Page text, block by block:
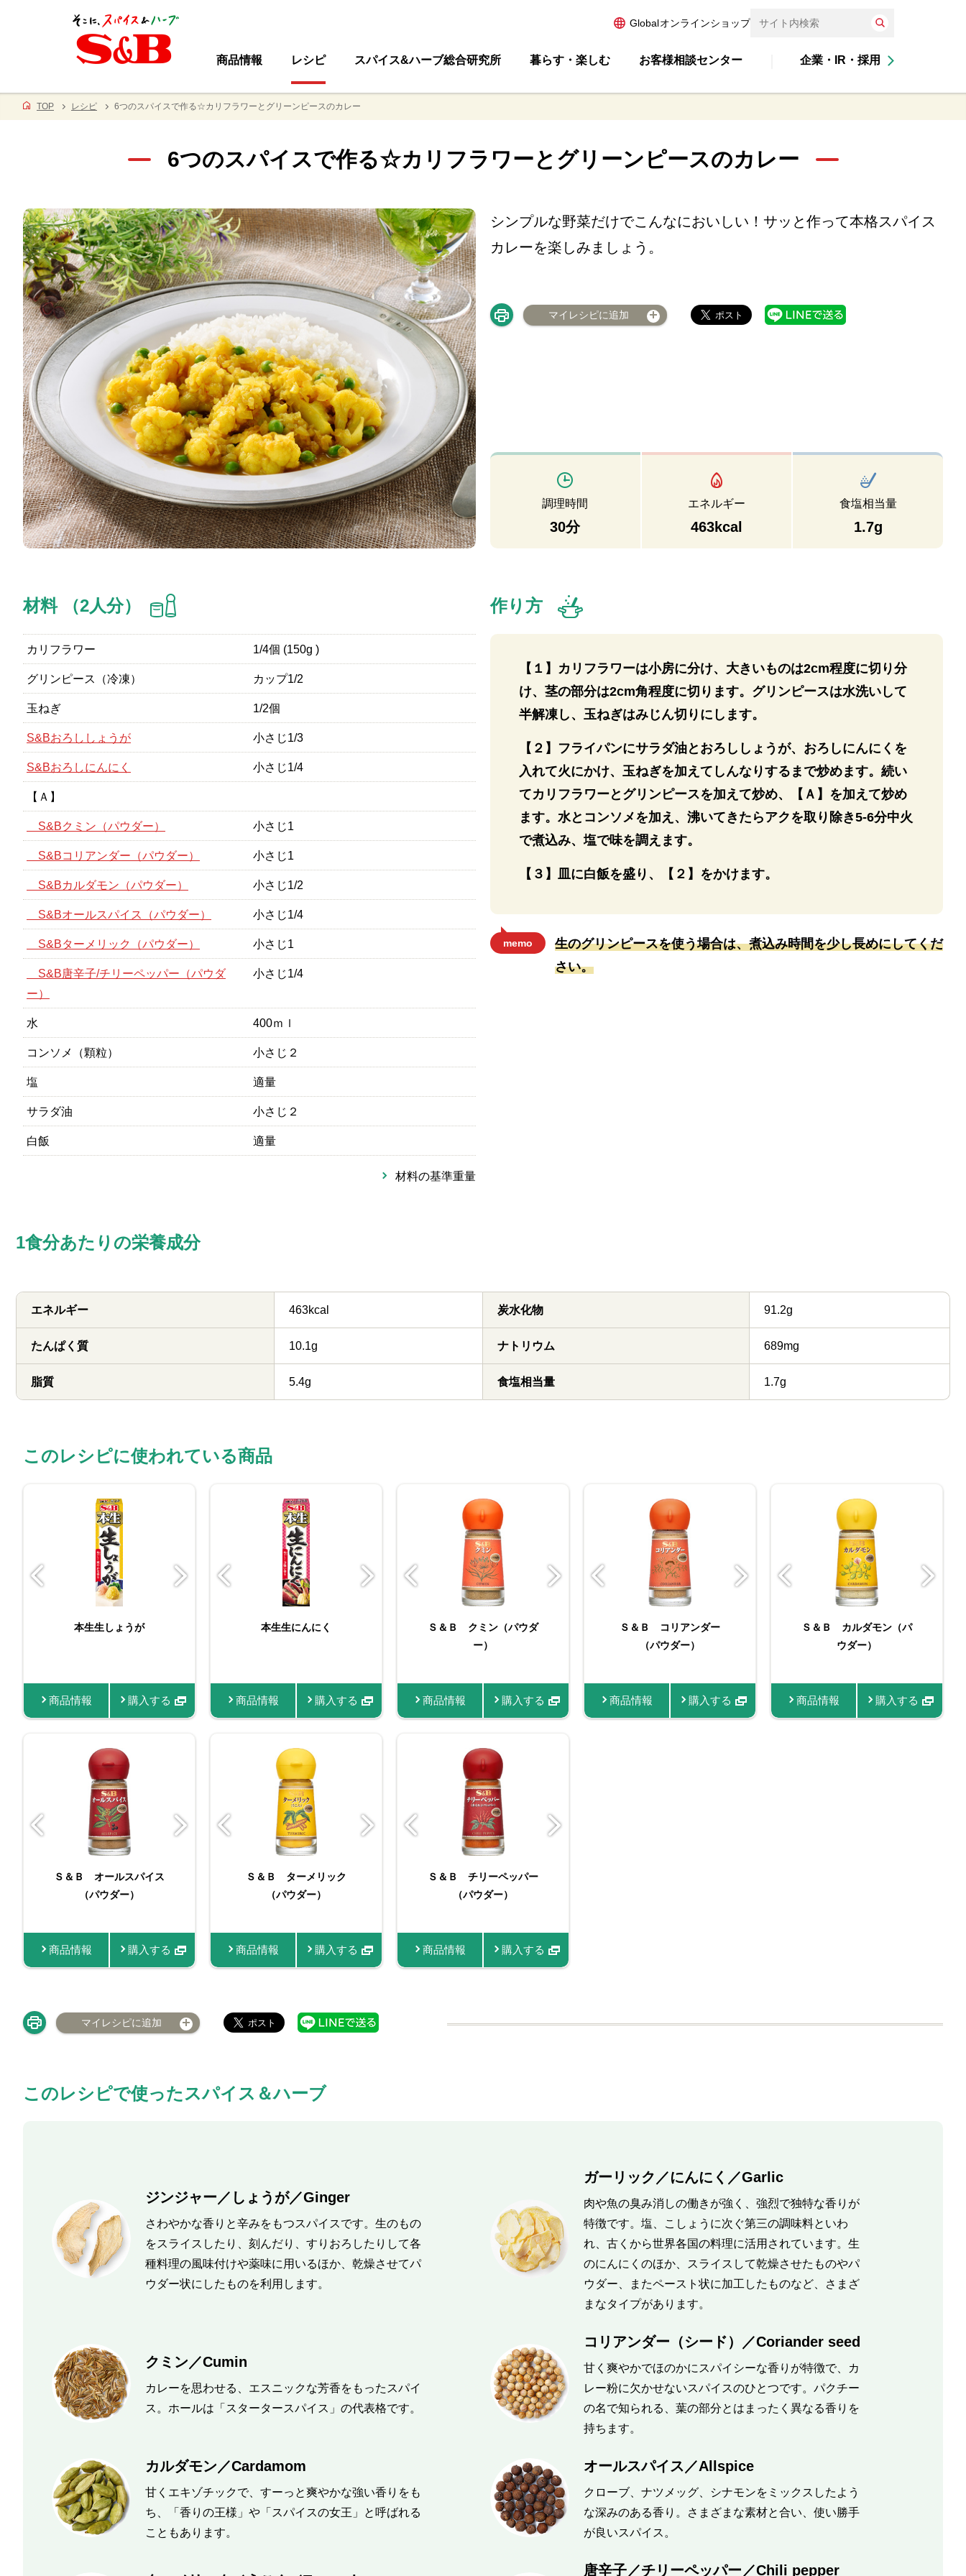
Globalオンラインショップ
商品情報 レシピ スパイス&ハーブ総合研究所 暮らす・楽しむ お客様相談センター 企業・IR・採用
TOP レシピ 6つのスパイスで作る☆カリフラワーとグリーンピースのカレー
6つのスパイスで作る☆カリフラワーとグリーンピースのカレー
シンプルな野菜だけでこんなにおいしい！サッと作って本格スパイス
カレーを楽しみましょう。
マイレシピに追加
調理時間
30分
エネルギー
463kcal
食塩相当量
1.7g
材料 （2人分）
カリフラワー 1/4個 (150g )
グリンピース（冷凍） カップ1/2
玉ねぎ 1/2個
S&Bおろししょうが 小さじ1/3
S&Bおろしにんにく 小さじ1/4
【Ａ】
S&Bクミン（パウダー） 小さじ1
S&Bコリアンダー（パウダー） 小さじ1
S&Bカルダモン（パウダー） 小さじ1/2
S&Bオールスパイス（パウダー） 小さじ1/4
S&Bターメリック（パウダー） 小さじ1
S&B唐辛子/チリーペッパー（パウダ
ー）
小さじ1/4
水 400ｍｌ
コンソメ（顆粒） 小さじ２
塩 適量
サラダ油 小さじ２
白飯 適量
材料の基準重量
作り方
【１】カリフラワーは小房に分け、大きいものは2cm程度に切り分
け、茎の部分は2cm角程度に切ります。グリンピースは水洗いして
半解凍し、玉ねぎはみじん切りにします。
【２】フライパンにサラダ油とおろししょうが、おろしにんにくを
入れて火にかけ、玉ねぎを加えてしんなりするまで炒めます。続い
てカリフラワーとグリンピースを加えて炒め、【Ａ】を加えて炒め
ます。水とコンソメを加え、沸いてきたらアクを取り除き5-6分中火
で煮込み、塩で味を調えます。
【３】皿に白飯を盛り、【２】をかけます。
memo
生のグリンピースを使う場合は、煮込み時間を少し長めにしてくだ
さい。
1食分あたりの栄養成分
エネルギー 463kcal
たんぱく質 10.1g
脂質 5.4g
炭水化物 91.2g
ナトリウム 689mg
食塩相当量 1.7g
このレシピに使われている商品
本生生しょうが
商品情報 購入する
おろし生しょうが
商品情報 購入する
たっぷりサイズ おろし
生しょうが
商品情報 購入する
名匠しょうが
商品情報 購入する
お徳用おろし生しょうが
商品情報 購入す
ビン入りおろし生にんに
商品情報 購入する
本生生にんにく
商品情報 購入する
おろし生にんにく
商品情報 購入する
たっぷりサイズ おろし
生にんにく
商品情報 購入する
名匠にんにく
商品情報 購入する
バリュースパイスクミン
商品情報
Ｓ＆Ｂ クミン（パウダ
ー）
商品情報 購入する
Ｓ＆Ｂ 袋入りクミン
（パウダー） ファスナ
商品情報 購入する
スマートスパイス クミ
商品情報
ORGANIC SPICE 袋
入り有機コリアンダー
商品情報 購入する
Ｓ＆Ｂ コリアンダー
（パウダー）
商品情報 購入する
Ｓ＆Ｂ 袋入りコリアン
ダー（パウダー） ファ
商品情報 購入する
ORGANIC SPICE 有
機カルダモン（パウダ
商品情報 購入する
Ｓ＆Ｂ カルダモン（パ
ウダー）
商品情報 購入する
Ｓ＆Ｂ オールスパイス
（パウダー）
商品情報 購入する
スマートスパイス オー
ルスパイス
商品情報
FAUCHON オールスパ
イス（パウダー）
商品情報 購入する
バリュースパイスターメ
リック
商品情報
Ｓ＆Ｂ ターメリック
（パウダー）
商品情報 購入する
Ｓ＆Ｂ 袋入り ターメ
リック（パウダー）
商品情報 購入する
菜館 赤唐辛子（パウダ
ー）
商品情報 購入する
Ｓ＆Ｂ チリーペッパー
（パウダー）
商品情報 購入する
マイレシピに追加
このレシピで使ったスパイス＆ハーブ
ジンジャー／しょうが／Ginger
さわやかな香りと辛みをもつスパイスです。生のもの
をスライスしたり、刻んだり、すりおろしたりして各
種料理の風味付けや薬味に用いるほか、乾燥させてパ
ウダー状にしたものを利用します。
ガーリック／にんにく／Garlic
肉や魚の臭み消しの働きが強く、強烈で独特な香りが
特徴です。塩、こしょうに次ぐ第三の調味料といわ
れ、古くから世界各国の料理に活用されています。生
のにんにくのほか、スライスして乾燥させたものやパ
ウダー、またペースト状に加工したものなど、さまざ
まなタイプがあります。
クミン／Cumin
カレーを思わせる、エスニックな芳香をもったスパイ
ス。ホールは「スタータースパイス」の代表格です。
コリアンダー（シード）／Coriander seed
甘く爽やかでほのかにスパイシーな香りが特徴で、カ
レー粉に欠かせないスパイスのひとつです。パクチー
の名で知られる、葉の部分とはまったく異なる香りを
持ちます。
カルダモン／Cardamom
甘くエキゾチックで、すーっと爽やかな強い香りをも
ち、「香りの王様」や「スパイスの女王」と呼ばれる
こともあります。
オールスパイス／Allspice
クローブ、ナツメッグ、シナモンをミックスしたよう
な深みのある香り。さまざまな素材と合い、使い勝手
が良いスパイス。
唐辛子／チリーペッパー／Chili pepper